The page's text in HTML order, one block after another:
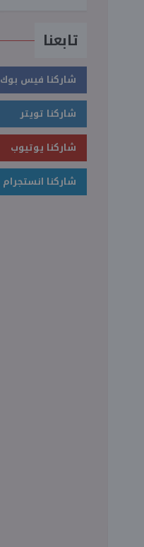
تابعنا
شاركنا فيس بوك
شاركنا تويتر
شاركنا يوتيوب
شاركنا انستجرام